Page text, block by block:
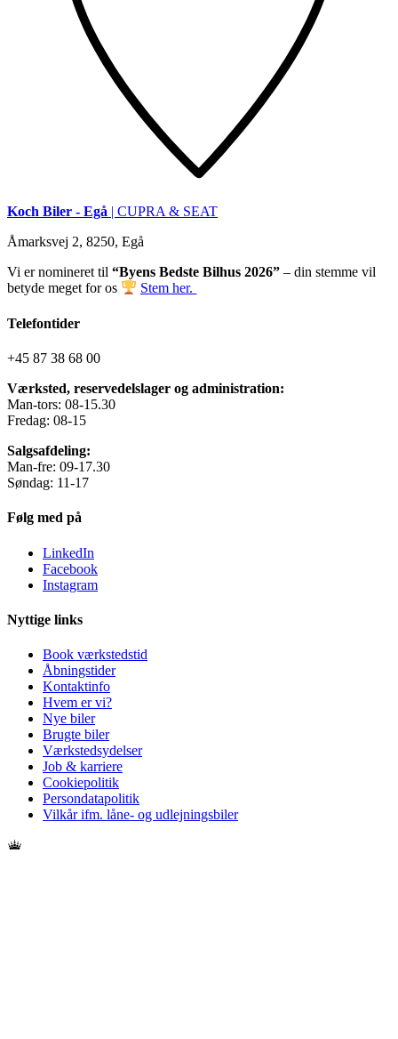
Koch Biler - Egå | CUPRA & SEAT
Åmarksvej 2, 8250, Egå
Vi er nomineret til “Byens Bedste Bilhus 2026” – din stemme vil
betyde meget for os
Stem her.
Telefontider
+45 87 38 68 00
Værksted, reservedelslager og administration:
Man-tors: 08-15.30
Fredag: 08-15
Salgsafdeling:
Man-fre: 09-17.30
Søndag: 11-17
Følg med på
LinkedIn
Facebook
Instagram
Nyttige links
Book værkstedstid
Åbningstider
Kontaktinfo
Hvem er vi?
Nye biler
Brugte biler
Værkstedsydelser
Job & karriere
Cookiepolitik
Persondatapolitik
Vilkår ifm. låne- og udlejningsbiler